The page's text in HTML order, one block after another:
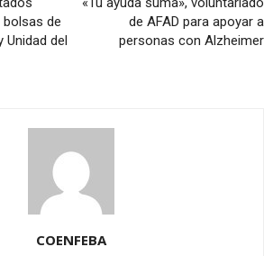
de
Unidad del
de AFAD para apoyar a
personas con Alzheimer
COENFEBA